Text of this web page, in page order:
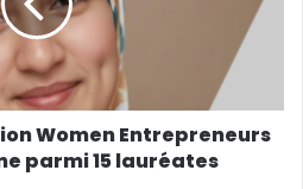
Women Entrepreneurs
parmi 15 lauréates